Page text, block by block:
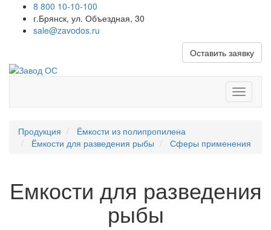
8 800 10-10-100
г.Брянск, ул. Объездная, 30
sale@zavodos.ru
Оставить заявку
меню
Продукция
Ёмкости из полипропилена
Ёмкости для разведения рыбы
Сферы применения
Емкости для разведения
рыбы